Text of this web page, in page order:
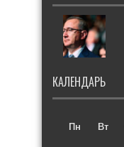
КАЛЕНДАРЬ
Пн
Вт